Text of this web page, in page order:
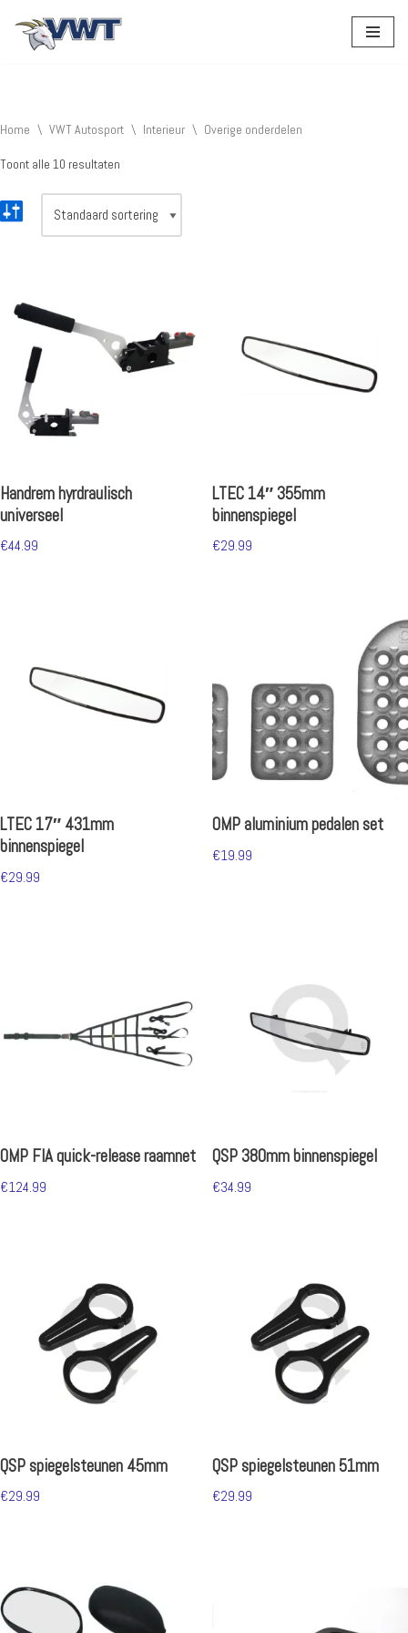
Home \ VWT Autosport \ Interieur \ Overige onderdelen
Toont alle 10 resultaten
Handrem hyrdraulisch
universeel
€44.99
LTEC 14″ 355mm
binnenspiegel
€29.99
LTEC 17″ 431mm
binnenspiegel
€29.99
OMP aluminium pedalen set
€19.99
OMP FIA quick-release raamnet
€124.99
QSP 380mm binnenspiegel
€34.99
QSP spiegelsteunen 45mm
€29.99
QSP spiegelsteunen 51mm
€29.99